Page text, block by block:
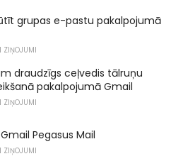
grupas e-pastu pakalpojumā
ZIŅOJUMI
draudzīgs ceļvedis tālruņu
pakalpojumā Gmail
ZIŅOJUMI
Pegasus Mail
ZIŅOJUMI